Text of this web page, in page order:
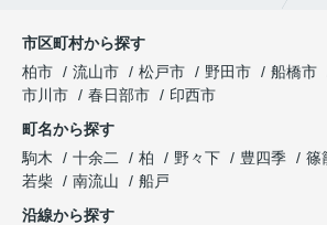
引越し業者のご紹介やインターネ
ら、どうぞお気軽にご相談くだ
アパートマンション館は365日毎
開催中！ お問い合わせは
ぞ♪
市区町村から探す
柏市
流山市 松戸市 野田市 船橋市
市川市
春日部市
印西市
町名から探す
駒木
十余二 柏 野々下 豊四季 篠
若柴
南流山
船戸
沿線から探す